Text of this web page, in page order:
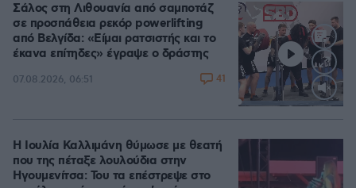
Loaded
Σάλος στη Λιθουανία από σαμποτάζ
σε προσπάθεια ρεκόρ powerlifting
από Βελγίδα: «Είμαι ρατσιστής και το
έκανα επίτηδες» έγραψε ο δράστης
07.08.2026, 06:51 41
Η Ιουλία Καλλιμάνη θύμωσε με θεατή
που της πέταξε λουλούδια στην
Ηγουμενίτσα: Του τα επέστρεψε στο